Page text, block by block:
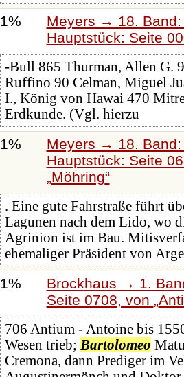
1%
Meyers → 18.
Hauptstück: Seite
-Bull 865 Thurman, Allen G.
Ruffino 90 Celman, Miguel
I., König von Hawai 470
Erdkunde. (Vgl. hierzu
1%
Meyers → 18.
Hauptstück: Seite
Möhring
. Eine gute Fahrstraße führt
Lagunen nach dem Lido, wo
Agrinion ist im Bau.
ehemaliger Präsident von
1%
Brockhaus → 1.
Seite 0708, von
706 Antium - Antoine bis
Wesen trieb; Bartolomeo
Cremona, dann Prediger im